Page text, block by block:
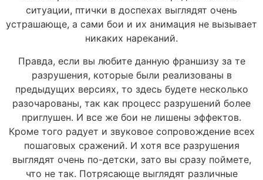
ситуации, птички в доспехах выглядят очень
устрашающе, а сами бои и их анимация не вызывает
никаких нареканий.
Правда, если вы любите данную франшизу за те
разрушения, которые были реализованы в
предыдущих версиях, то здесь будете несколько
разочарованы, так как процесс разрушений более
приглушен. И все же бои не лишены эффектов.
Кроме того радует и звуковое сопровождение всех
пошаговых сражений. И хотя все разрушения
выглядят очень по-детски, зато вы сразу поймете,
что не так. Потрясающе выглядят различные